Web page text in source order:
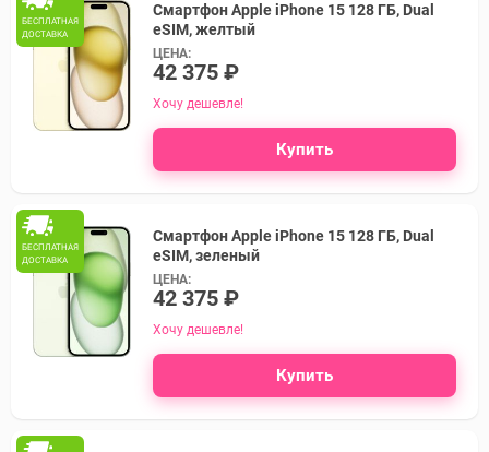
БЕСПЛАТНАЯ
ДОСТАВКА
Смартфон Apple iPhone 15 128 ГБ, Dual
eSIM, желтый
ЦЕНА:
42 375 ₽
Хочу дешевле!
Купить
БЕСПЛАТНАЯ
ДОСТАВКА
Смартфон Apple iPhone 15 128 ГБ, Dual
eSIM, зеленый
ЦЕНА:
42 375 ₽
Хочу дешевле!
Купить